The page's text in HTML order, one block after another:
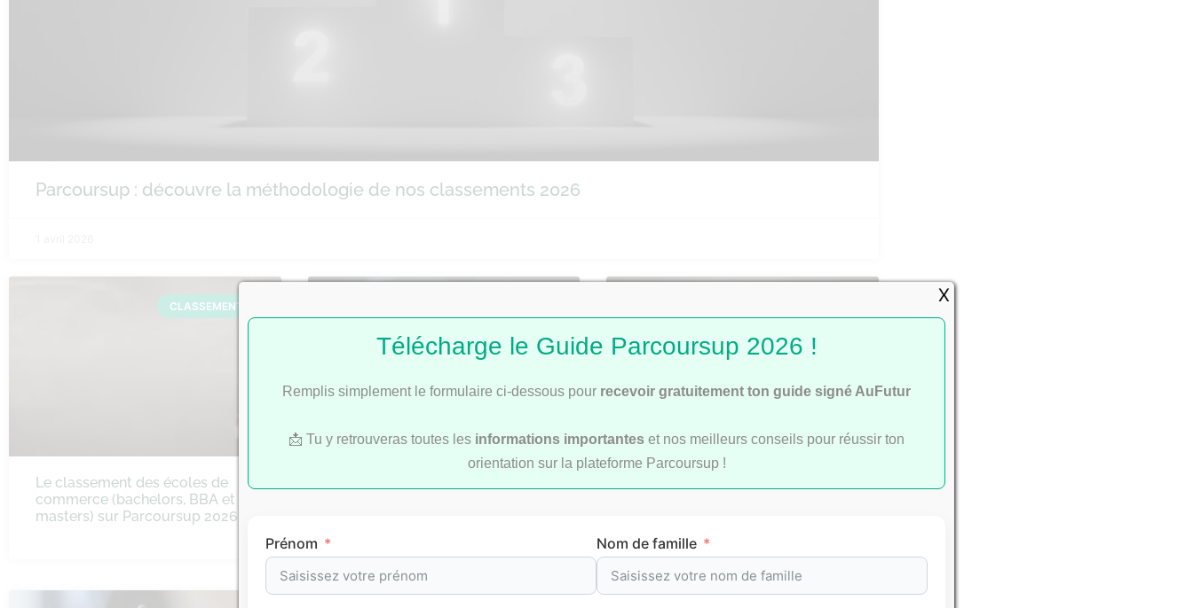
Parcoursup : découvre la méthodologie de nos classements 2026
CLASSEMENTS
Le classement des écoles de
commerce (bachelors, BBA et
masters) sur Parcoursup 2026
Télécharge le Guide Parcoursup 2026 !
Remplis simplement le formulaire ci-dessous pour recevoir gratuitement ton guide signé AuFutur
📩 Tu y retrouveras toutes les informations importantes et nos meilleurs conseils pour réussir ton
orientation sur la plateforme Parcoursup !
Prénom Nom de famille
X